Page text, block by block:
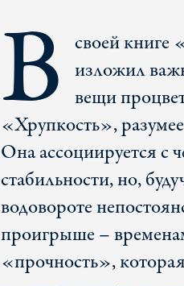
В своей книге
изложил
вещи
«Хрупкость»,
Она ассоциируется с
стабильности, но,
водовороте
проигрыше –
«прочность»,